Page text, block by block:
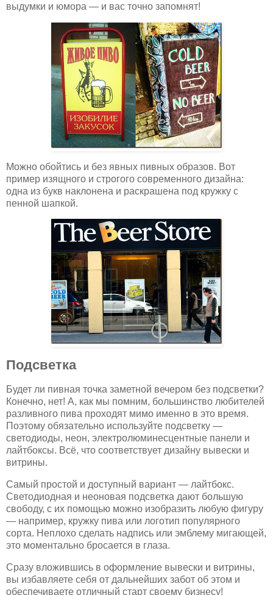
выдумки и юмора — и вас точно запомнят!
Можно обойтись и без явных пивных образов. Вот
пример изящного и строгого современного дизайна:
одна из букв наклонена и раскрашена под кружку с
пенной шапкой.
Подсветка
Будет ли пивная точка заметной вечером без подсветки?
Конечно, нет! А, как мы помним, большинство любителей
разливного пива проходят мимо именно в это время.
Поэтому обязательно используйте подсветку —
светодиоды, неон, электролюминесцентные панели и
лайтбоксы. Всё, что соответствует дизайну вывески и
витрины.
Самый простой и доступный вариант — лайтбокс.
Светодиодная и неоновая подсветка дают большую
свободу, с их помощью можно изобразить любую фигуру
— например, кружку пива или логотип популярного
сорта. Неплохо сделать надпись или эмблему мигающей,
это моментально бросается в глаза.
Сразу вложившись в оформление вывески и витрины,
вы избавляете себя от дальнейших забот об этом и
обеспечиваете отличный старт своему бизнесу!